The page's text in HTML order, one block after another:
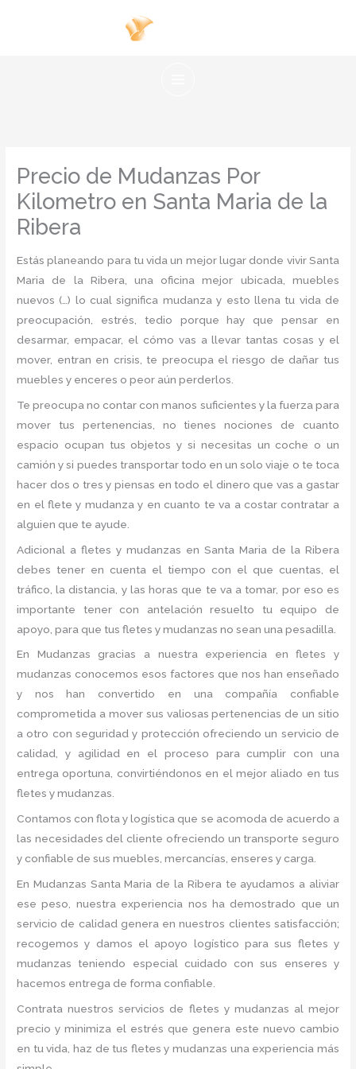
Precio de Mudanzas Por
Kilometro en Santa Maria de la
Ribera
Estás planeando para tu vida un mejor lugar donde vivir Santa
Maria de la Ribera, una oficina mejor ubicada, muebles
nuevos (…) lo cual significa mudanza y esto llena tu vida de
preocupación, estrés, tedio porque hay que pensar en
desarmar, empacar, el cómo vas a llevar tantas cosas y el
mover, entran en crisis, te preocupa el riesgo de dañar tus
muebles y enceres o peor aún perderlos.
Te preocupa no contar con manos suficientes y la fuerza para
mover tus pertenencias, no tienes nociones de cuanto
espacio ocupan tus objetos y si necesitas un coche o un
camión y si puedes transportar todo en un solo viaje o te toca
hacer dos o tres y piensas en todo el dinero que vas a gastar
en el flete y mudanza y en cuanto te va a costar contratar a
alguien que te ayude.
Adicional a fletes y mudanzas en Santa Maria de la Ribera
debes tener en cuenta el tiempo con el que cuentas, el
tráfico, la distancia, y las horas que te va a tomar, por eso es
importante tener con antelación resuelto tu equipo de
apoyo, para que tus fletes y mudanzas no sean una pesadilla.
En Mudanzas gracias a nuestra experiencia en fletes y
mudanzas conocemos esos factores que nos han enseñado
y nos han convertido en una compañía confiable
comprometida a mover sus valiosas pertenencias de un sitio
a otro con seguridad y protección ofreciendo un servicio de
calidad, y agilidad en el proceso para cumplir con una
entrega oportuna, convirtiéndonos en el mejor aliado en tus
fletes y mudanzas.
Contamos con flota y logística que se acomoda de acuerdo a
las necesidades del cliente ofreciendo un transporte seguro
y confiable de sus muebles, mercancías, enseres y carga.
En Mudanzas Santa Maria de la Ribera te ayudamos a aliviar
ese peso, nuestra experiencia nos ha demostrado que un
servicio de calidad genera en nuestros clientes satisfacción;
recogemos y damos el apoyo logístico para sus fletes y
mudanzas teniendo especial cuidado con sus enseres y
hacemos entrega de forma confiable.
Contrata nuestros servicios de fletes y mudanzas al mejor
precio y minimiza el estrés que genera este nuevo cambio
en tu vida, haz de tus fletes y mudanzas una experiencia más